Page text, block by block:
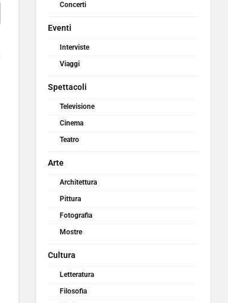
Concerti
Eventi
Interviste
Viaggi
Spettacoli
Televisione
Cinema
Teatro
Arte
Architettura
Pittura
Fotografia
Mostre
Cultura
Letteratura
Filosofia